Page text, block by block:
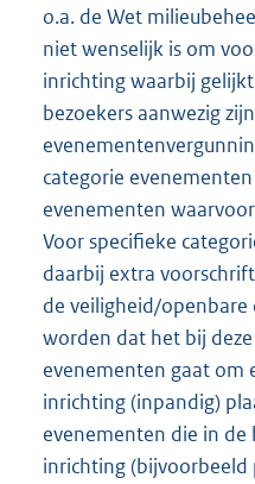
o.a. de Wet
niet wenselijk is om
inrichting waarbij
bezoekers aanwezig
categorie
evenementen
Voor specifieke
daarbij extra
de veiligheid/
worden dat het bij
evenementen gaat om
inrichting (inpandig)
evenementen die in
inrichting (bijvoorbeeld